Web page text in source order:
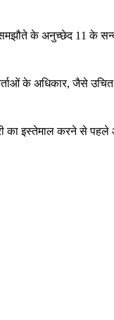
के अनुच्छेद 11 के सन्दर्भ
के अधिकार, जैसे उचित
का इस्तेमाल करने से पहले